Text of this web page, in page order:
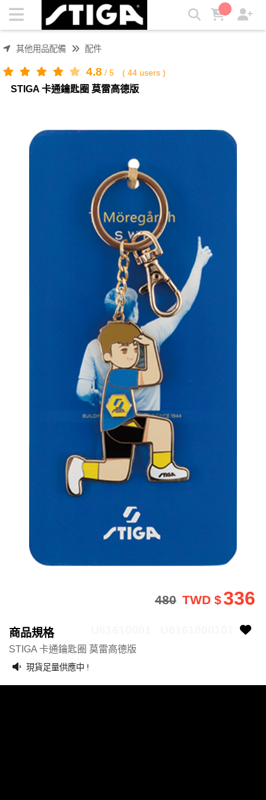
STIGA 卡通鑰匙圈 莫雷高德版 | STIGA
其他用品配備 配件
4.8 / 5 ( 44 users )
STIGA 卡通鑰匙圈 莫雷高德版
336
TWD $
480
商品規格
STIGA 卡通鑰匙圈 莫雷高德版
現貨足量供應中 !